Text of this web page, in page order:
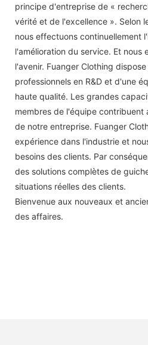
principe d'entreprise de «
vérité et de l'excellence ». Selon
nous effectuons continuellement
l'amélioration du service. Et nous
l'avenir. Fuanger Clothing
professionnels en R&D et d'une
haute qualité. Les grandes
membres de l'équipe
de notre entreprise. Fuanger
expérience dans l'industrie et
besoins des clients. Par
des solutions complètes de
situations réelles des clients.
Bienvenue aux nouveaux et
des affaires.